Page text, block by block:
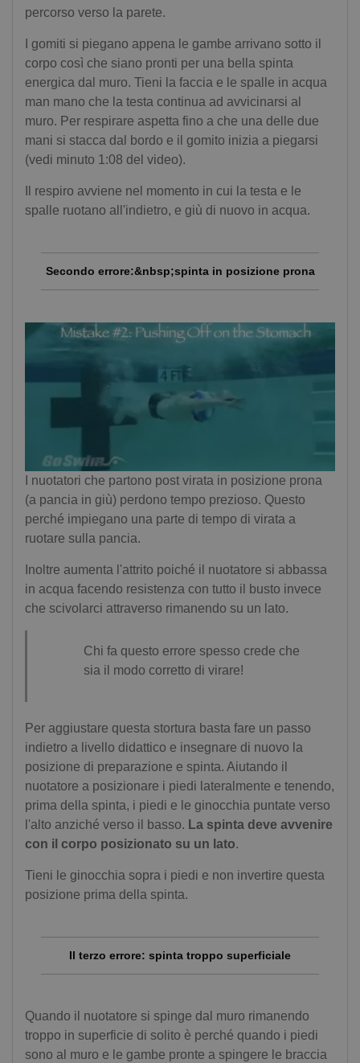
percorso verso la parete.
I gomiti si piegano appena le gambe arrivano sotto il
corpo così che siano pronti per una bella spinta
energica dal muro. Tieni la faccia e le spalle in acqua
man mano che la testa continua ad avvicinarsi al
muro. Per respirare aspetta fino a che una delle due
mani si stacca dal bordo e il gomito inizia a piegarsi
(vedi minuto 1:08 del video).
Il respiro avviene nel momento in cui la testa e le
spalle ruotano all'indietro, e giù di nuovo in acqua.
Secondo errore:&nbsp;spinta in posizione prona
I nuotatori che partono post virata in posizione prona
(a pancia in giù) perdono tempo prezioso. Questo
perché impiegano una parte di tempo di virata a
ruotare sulla pancia.
Inoltre aumenta l'attrito poiché il nuotatore si abbassa
in acqua facendo resistenza con tutto il busto invece
che scivolarci attraverso rimanendo su un lato.
Chi fa questo errore spesso crede che
sia il modo corretto di virare!
Per aggiustare questa stortura basta fare un passo
indietro a livello didattico e insegnare di nuovo la
posizione di preparazione e spinta. Aiutando il
nuotatore a posizionare i piedi lateralmente e tenendo,
prima della spinta, i piedi e le ginocchia puntate verso
l'alto anziché verso il basso. La spinta deve avvenire
con il corpo posizionato su un lato.
Tieni le ginocchia sopra i piedi e non invertire questa
posizione prima della spinta.
Il terzo errore: spinta troppo superficiale
Quando il nuotatore si spinge dal muro rimanendo
troppo in superficie di solito è perché quando i piedi
sono al muro e le gambe pronte a spingere le braccia